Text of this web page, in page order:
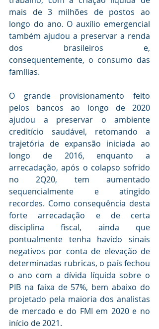
mais de 3 milhões de postos ao
longo do ano. O auxílio emergencial
também ajudou a preservar a renda
dos brasileiros e,
consequentemente, o consumo das
famílias.
O grande provisionamento feito
pelos bancos ao longo de 2020
ajudou a preservar o ambiente
creditício saudável, retomando a
trajetória de expansão iniciada ao
longo de 2016, enquanto a
arrecadação, após o colapso sofrido
no 2Q20, tem aumentado
sequencialmente e atingido
recordes. Como consequência desta
forte arrecadação e de certa
disciplina fiscal, ainda que
pontualmente tenha havido sinais
negativos por conta de elevação de
determinadas rubricas, o país fechou
o ano com a dívida líquida sobre o
PIB na faixa de 57%, bem abaixo do
projetado pela maioria dos analistas
de mercado e do FMI em 2020 e no
início de 2021.